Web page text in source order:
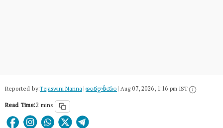
Reported by:Tejaswini Nanna|అంత‌ర్జాతీయం|Aug 07, 2026, 1:16 pm IST
Read Time:2 mins